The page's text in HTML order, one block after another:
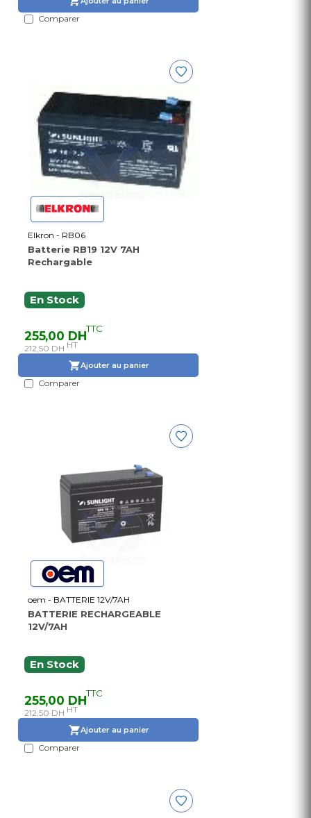
Comparer
Elkron - RB06
Batterie RB19 12V 7AH
Rechargable
En Stock
255,00 DHTTC
212,50 DH HT
Ajouter au panier
Comparer
oem - BATTERIE 12V/7AH
BATTERIE RECHARGEABLE
12V/7AH
En Stock
255,00 DHTTC
212,50 DH HT
Ajouter au panier
Comparer